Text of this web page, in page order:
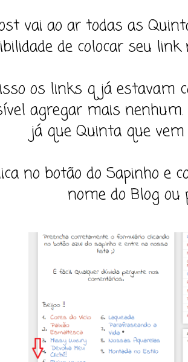
vai ao ar todas as
de colocar seu
os links q já estavam
agregar mais
já que Quinta que
no botão do Sapinho e
nome do Blog ou